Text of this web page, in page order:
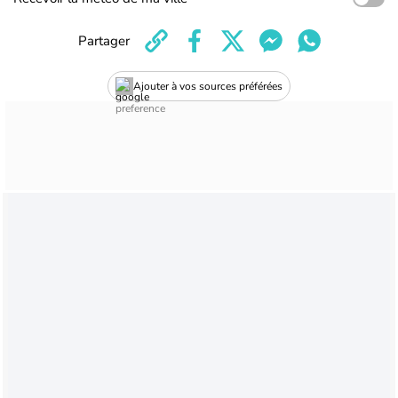
Ajouter à vos sources préférées
Partager